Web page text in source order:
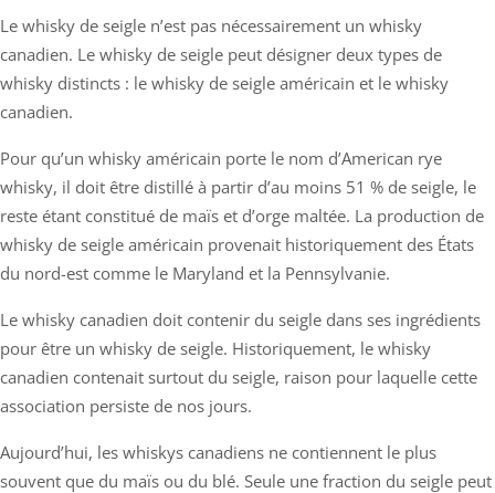
Le whisky de seigle n’est pas nécessairement un whisky
canadien. Le whisky de seigle peut désigner deux types de
whisky distincts : le whisky de seigle américain et le whisky
canadien.
Pour qu’un whisky américain porte le nom d’American rye
whisky, il doit être distillé à partir d’au moins 51 % de seigle, le
reste étant constitué de maïs et d’orge maltée. La production de
whisky de seigle américain provenait historiquement des États
du nord-est comme le Maryland et la Pennsylvanie.
Le whisky canadien doit contenir du seigle dans ses ingrédients
pour être un whisky de seigle. Historiquement, le whisky
canadien contenait surtout du seigle, raison pour laquelle cette
association persiste de nos jours.
Aujourd’hui, les whiskys canadiens ne contiennent le plus
souvent que du maïs ou du blé. Seule une fraction du seigle peut